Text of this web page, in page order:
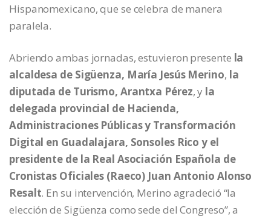
Hispanomexicano, que se celebra de manera
paralela.
Abriendo ambas jornadas, estuvieron presente la
alcaldesa de Sigüenza, María Jesús Merino, la
diputada de Turismo, Arantxa Pérez, y la
delegada provincial de Hacienda,
Administraciones Públicas y Transformación
Digital en Guadalajara, Sonsoles Rico y el
presidente de la Real Asociación Española de
Cronistas Oficiales (Raeco) Juan Antonio Alonso
Resalt. En su intervención, Merino agradeció “la
elección de Sigüenza como sede del Congreso”, a